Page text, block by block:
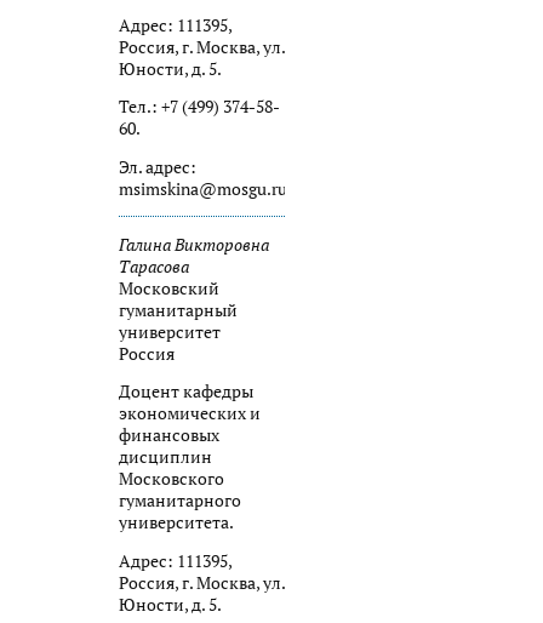
Адрес: 111395,
Россия, г. Москва, ул.
Юности, д. 5.
Тел.: +7 (499) 374-58-
60.
Эл. адрес:
msimskina@mosgu.ru
Галина Викторовна
Тарасова
Московский
гуманитарный
университет
Россия
Доцент кафедры
экономических и
финансовых
дисциплин
Московского
гуманитарного
университета.
Адрес: 111395,
Россия, г. Москва, ул.
Юности, д. 5.